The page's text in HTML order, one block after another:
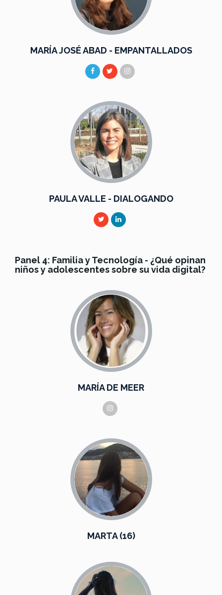
MARÍA JOSÉ ABAD - EMPANTALLADOS
PAULA VALLE - DIALOGANDO
Panel 4: Familia y Tecnología - ¿Qué opinan
niños y adolescentes sobre su vida digital?
MARÍA DE MEER
MARTA (16)